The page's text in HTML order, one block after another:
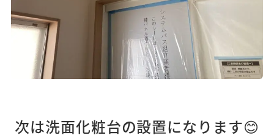
次は洗面化粧台の設置になります😊